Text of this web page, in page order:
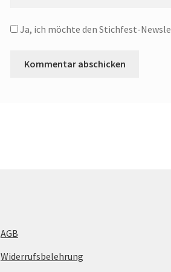
Ja, ich möchte den Stichfest-
AGB
Widerrufsbelehrung